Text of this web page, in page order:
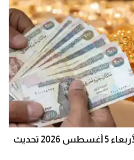
أسعار الذهب في مصر اليوم الأربعاء 5 أغسطس 2026 تحديث